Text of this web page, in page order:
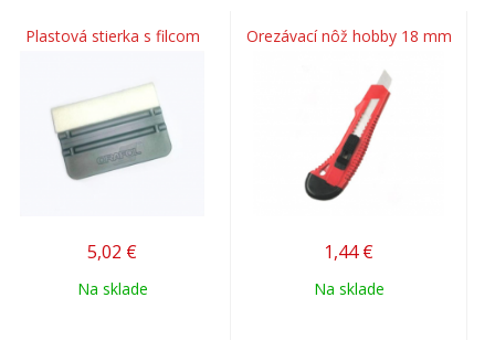
Plastová stierka s filcom
5,02 €
Na sklade
Orezávací nôž hobby 18 mm
1,44 €
Na sklade